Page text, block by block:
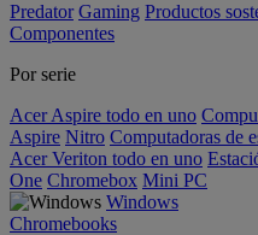
Predator Gaming Productos
Componentes
Por serie
Acer Aspire todo en uno
Aspire Nitro Computadoras de
Acer Veriton todo en uno
One Chromebox Mini PC
Windows
Chromebooks